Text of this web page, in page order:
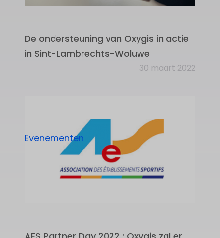
De ondersteuning van Oxygis in actie
in Sint-Lambrechts-Woluwe
30 maart 2022
Evenementen